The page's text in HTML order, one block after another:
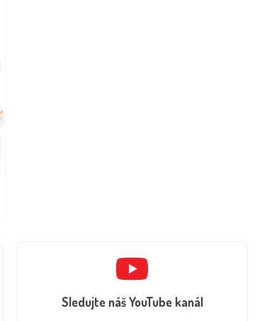
Sledujte náš YouTube kanál